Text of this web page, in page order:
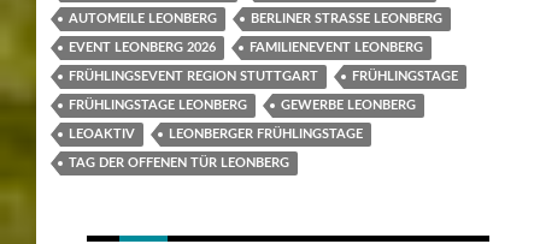
AUTOMEILE LEONBERG BERLINER STRASSE LEONBERG
EVENT LEONBERG 2026 FAMILIENEVENT LEONBERG
FRÜHLINGSEVENT REGION STUTTGART FRÜHLINGSTAGE
FRÜHLINGSTAGE LEONBERG GEWERBE LEONBERG
LEOAKTIV LEONBERGER FRÜHLINGSTAGE
TAG DER OFFENEN TÜR LEONBERG